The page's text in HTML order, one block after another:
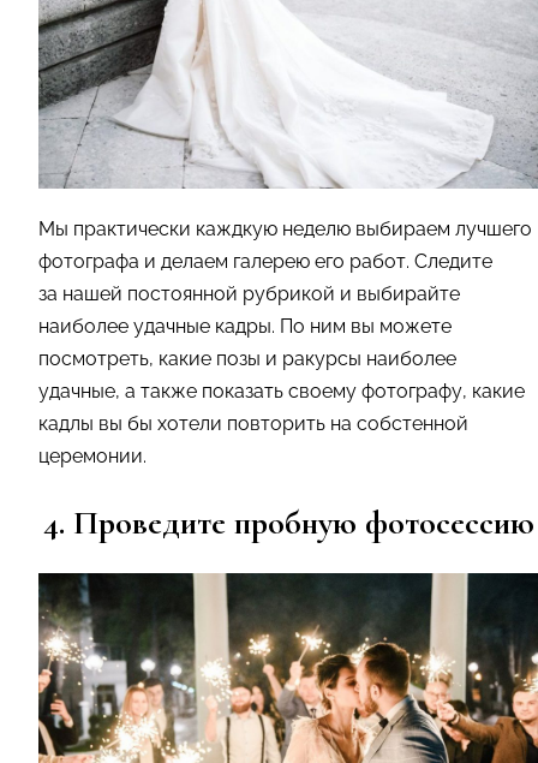
Мы практически каждкую неделю выбираем лучшего
фотографа и делаем галерею его работ. Следите
за нашей постоянной рубрикой и выбирайте
наиболее удачные кадры. По ним вы можете
посмотреть, какие позы и ракурсы наиболее
удачные, а также показать своему фотографу, какие
кадлы вы бы хотели повторить на собстенной
церемонии.
4. Проведите пробную фотосессию